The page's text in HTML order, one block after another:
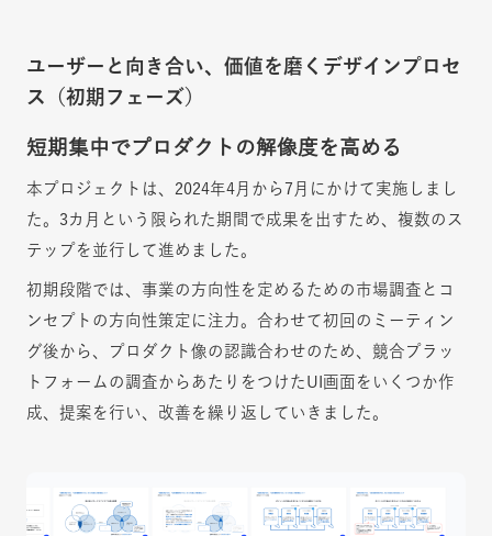
ユーザーと向き合い、価値を磨くデザインプロセ
ス（初期フェーズ）
短期集中でプロダクトの解像度を高める
本プロジェクトは、2024年4月から7月にかけて実施しまし
た。3カ月という限られた期間で成果を出すため、複数のス
テップを並行して進めました。
初期段階では、事業の方向性を定めるための市場調査とコ
ンセプトの方向性策定に注力。合わせて初回のミーティン
グ後から、プロダクト像の認識合わせのため、競合プラッ
トフォームの調査からあたりをつけたUI画面をいくつか作
成、提案を行い、改善を繰り返していきました。